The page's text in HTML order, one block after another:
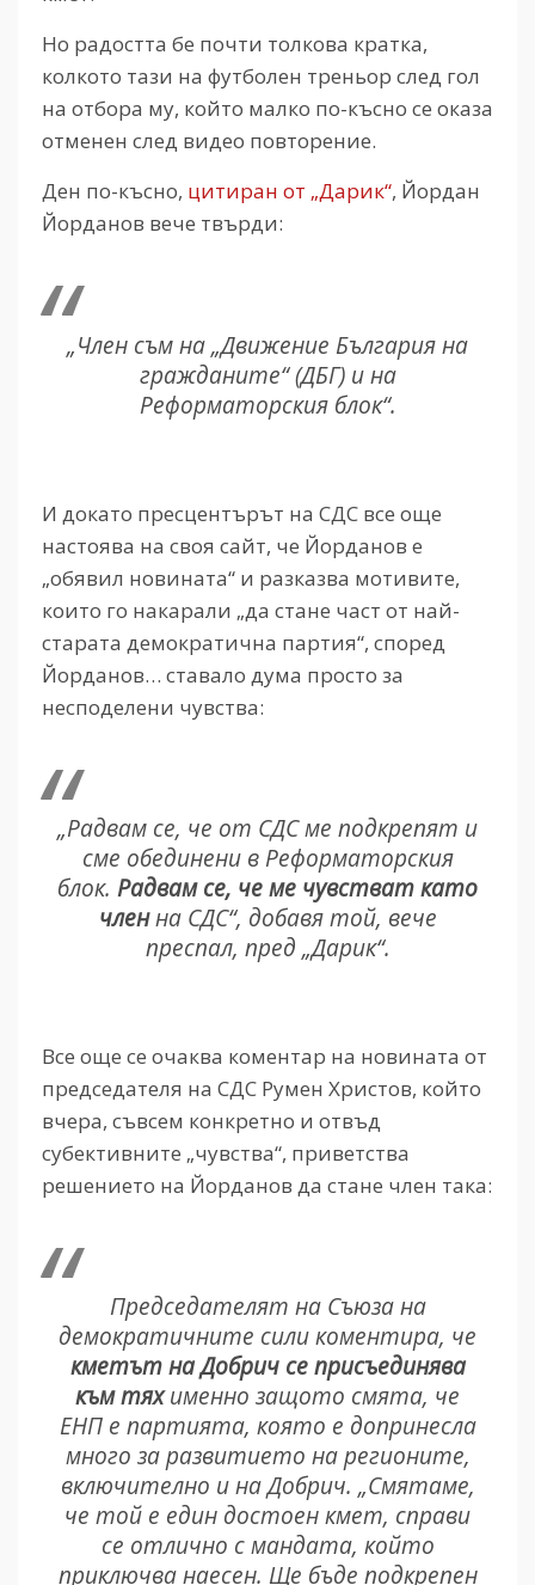
Но радостта бе почти толкова кратка,
колкото тази на футболен треньор след гол
на отбора му, който малко по-късно се оказа
отменен след видео повторение.
Ден по-късно, цитиран от „Дарик“, Йордан
Йорданов вече твърди:
„Член съм на „Движение България на
гражданите“ (ДБГ) и на
Реформаторския блок“.
И докато пресцентърът на СДС все още
настоява на своя сайт, че Йорданов е
„обявил новината“ и разказва мотивите,
които го накарали „да стане част от най-
старата демократична партия“, според
Йорданов… ставало дума просто за
несподелени чувства:
„Радвам се, че от СДС ме подкрепят и
сме обединени в Реформаторския
блок. Радвам се, че ме чувстват като
членна СДС“, добавя той, вече
преспал, пред „Дарик“.
Все още се очаква коментар на новината от
председателя на СДС Румен Христов, който
вчера, съвсем конкретно и отвъд
субективните „чувства“, приветства
решението на Йорданов да стане член така:
Председателят на Съюза на
демократичните сили коментира, че
кметът на Добрич се присъединява
към тяхименно защото смята, че
ЕНП е партията, която е допринесла
много за развитието на регионите,
включително и на Добрич. „Смятаме,
че той е един достоен кмет, справи
се отлично с мандата, който
приключва наесен. Ще бъде подкрепен